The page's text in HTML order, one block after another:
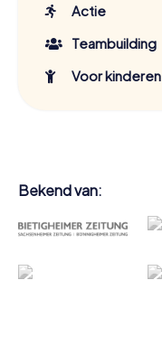
Actie
Teambuilding
Voor kinderen
Bekend van: